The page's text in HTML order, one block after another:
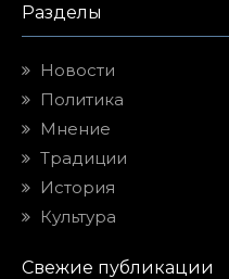
Разделы
Новости
Политика
Мнение
Традиции
История
Культура
Свежие публикации